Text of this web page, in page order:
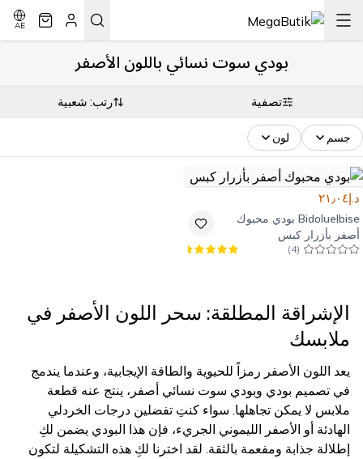
AE
بودي سوت نسائي باللون الأصفر
تصفية رتب: شعبية
جسم لون
د.إ٢١٫٠٤
Bidoluelbise بودي محبوك
أصفر بأزرار كبس
(
4
)
الإشراقة المطلقة: سحر اللون الأصفر في
ملابسك
يعد اللون الأصفر رمزاً للحيوية والطاقة الإيجابية، وعندما يندمج
في تصميم بودي وبودي سوت نسائي أصفر، ينتج عنه قطعة
ملابس لا يمكن تجاهلها. سواء كنتِ تفضلين درجات الخردلي
الهادئة أو الأصفر الليموني الجريء، فإن هذا البودي يضمن لكِ
إطلالة جذابة ومفعمة بالثقة. لقد اخترنا لكِ هذه التشكيلة لتكون